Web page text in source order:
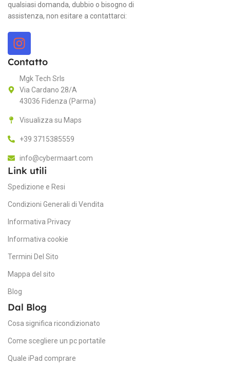
CONTRAST RATIO
RISOLUZIONE MASSIMA
1920 x 1080
MARCA AOC
558.8 mm (incl. base)
SCREEN SIZE 23.6"
4038986145527
“Shows normal signs of wear.
The device is in perfect working
BRIGHTNESS
qualsiasi domanda, dubbio o bisogno di
assistenza, non esitare a contattarci:
Contatto
Mgk Tech Srls
Via Cardano 28/A
43036 Fidenza (Parma)
Visualizza su Maps
+39 3715385559
info@cybermaart.com
Link utili
Spedizione e Resi
Condizioni Generali di Vendita
Informativa Privacy
Informativa cookie
Termini Del Sito
Mappa del sito
Blog
Dal Blog
Cosa significa ricondizionato
Come scegliere un pc portatile
Quale iPad comprare